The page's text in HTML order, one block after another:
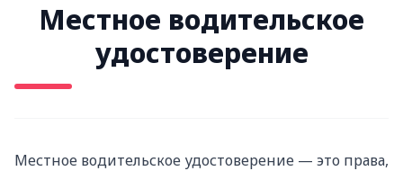
Местное водительское
удостоверение
Местное водительское удостоверение — это права,